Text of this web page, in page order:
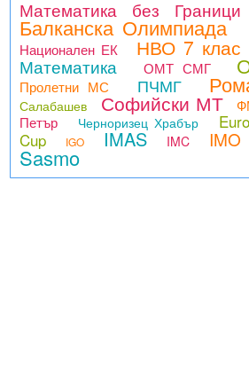
Математика без Граници
Балканска Олимпиада
Национален ЕК НВО 7 клас
Математика ОМТ СМГ
Пролетни МС ПЧМГ
Салабашев Софийски МТ
Петър
Черноризец Храбър
Cup
IGO IMAS IMC IMO
Sasmo